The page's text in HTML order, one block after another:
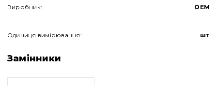
Виробник: OEM
Одиниця вимірювання: шт
Замінники